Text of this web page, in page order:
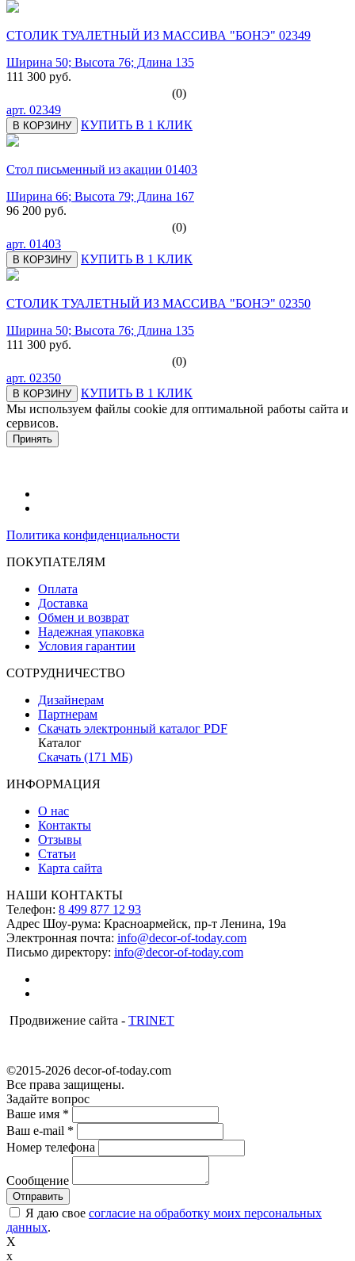
СТОЛИК ТУАЛЕТНЫЙ ИЗ МАССИВА "БОНЭ" 02349
Ширина 50; Высота 76; Длина 135
111 300 руб.
(0)
арт. 02349
В КОРЗИНУ КУПИТЬ В 1 КЛИК
Стол письменный из акации 01403
Ширина 66; Высота 79; Длина 167
96 200 руб.
(0)
арт. 01403
В КОРЗИНУ КУПИТЬ В 1 КЛИК
СТОЛИК ТУАЛЕТНЫЙ ИЗ МАССИВА "БОНЭ" 02350
Ширина 50; Высота 76; Длина 135
111 300 руб.
(0)
арт. 02350
В КОРЗИНУ
КУПИТЬ В 1 КЛИК
Мы используем файлы cookie для оптимальной работы сайта и
сервисов.
Принять
Политика конфиденциальности
ПОКУПАТЕЛЯМ
Оплата
Доставка
Обмен и возврат
Надежная упаковка
Условия гарантии
СОТРУДНИЧЕСТВО
Дизайнерам
Партнерам
Скачать электронный каталог PDF
Каталог
Скачать (171 МБ)
ИНФОРМАЦИЯ
О нас
Контакты
Отзывы
Статьи
Карта сайта
НАШИ КОНТАКТЫ
Телефон: 8 499 877 12 93
Адрес Шоу-рума: Красноармейск, пр-т Ленина, 19а
Электронная почта: info@decor-of-today.com
Письмо директору: info@decor-of-today.com
Продвижение сайта - TRINET
©2015-2026 decor-of-today.com
Все права защищены.
Задайте вопрос
Ваше имя *
Ваш e-mail *
Номер телефона
Сообщение
Я даю свое согласие на обработку моих персональных
данных.
X
x